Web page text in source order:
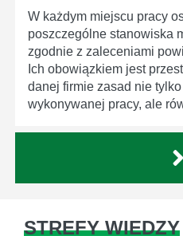
W każdym miejscu pracy
poszczególne stanowiska
zgodnie z zaleceniami
Ich obowiązkiem jest
danej firmie zasad nie
wykonywanej pracy, ale
STREFY WIEDZY